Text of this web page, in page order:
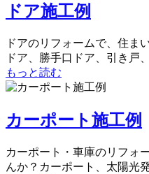
ドア施工例
ドアのリフォームで、住ま
ドア、勝手口ドア、引き戸
もっと読む
カーポート施工例
カーポート・車庫のリフォ
んか？カーポート、太陽光